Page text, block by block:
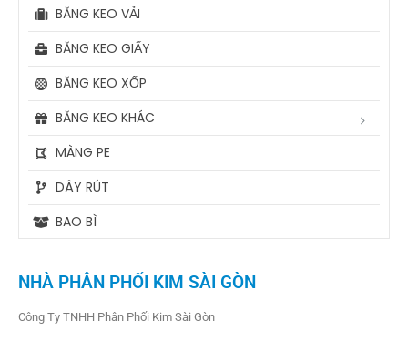
BĂNG KEO VẢI
BĂNG KEO GIẤY
BĂNG KEO XỐP
BĂNG KEO KHÁC
MÀNG PE
DÂY RÚT
BAO BÌ
NHÀ PHÂN PHỐI KIM SÀI GÒN
Công Ty TNHH Phân Phối Kim Sài Gòn